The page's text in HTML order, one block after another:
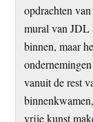
opdrachten
mural van JDL
binnen, maar
vanuit de rest
vrije kunst